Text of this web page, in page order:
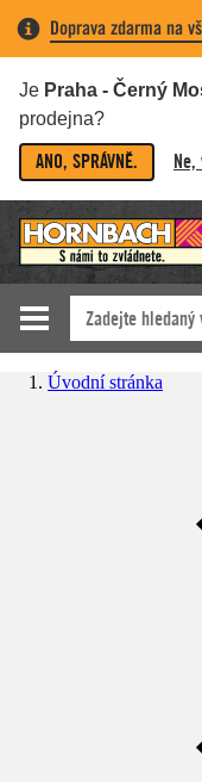
Doprava zdarma na
Je Praha - Černý
prodejna?
ANO, SPRÁVNĚ.
Úvodní stránka